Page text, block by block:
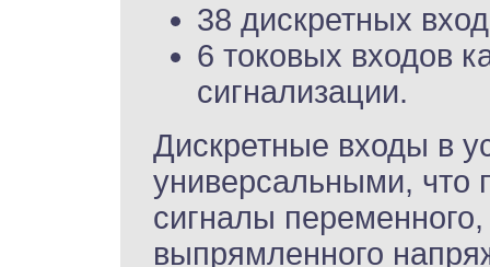
38 дискретных
6 токовых входов
сигнализации.
Дискретные входы в
универсальными, что
сигналы
выпрямленного